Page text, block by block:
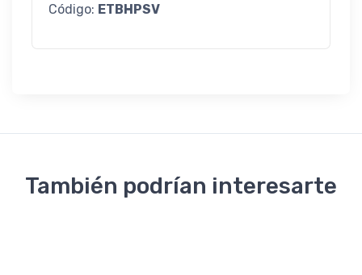
Código: ETBHPSV
También podrían interesarte